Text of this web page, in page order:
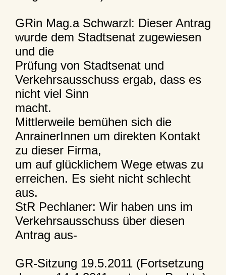
GRin Mag.a Schwarzl: Dieser Antrag
wurde dem Stadtsenat zugewiesen
und die
Prüfung von Stadtsenat und
Verkehrsausschuss ergab, dass es
nicht viel Sinn
macht.
Mittlerweile bemühen sich die
AnrainerInnen um direkten Kontakt
zu dieser Firma,
um auf glücklichem Wege etwas zu
erreichen. Es sieht nicht schlecht
aus.
StR Pechlaner: Wir haben uns im
Verkehrsausschuss über diesen
Antrag aus-
GR-Sitzung 19.5.2011 (Fortsetzung